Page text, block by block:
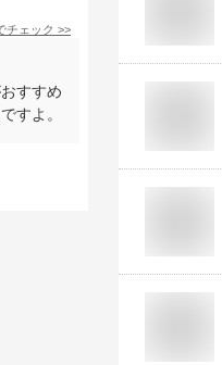
チェック >>
すすめ
すよ。